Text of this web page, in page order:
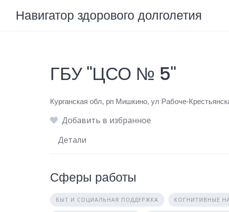
Навигатор здорового долголетия
ГБУ "ЦСО № 5"
Курганская обл, рп Мишкино, ул Рабоче-
Добавить в избранное
Детали
Сферы работы
БЫТ И СОЦИАЛЬНАЯ ПОДДЕРЖКА КОГНИТИВНЫЕ